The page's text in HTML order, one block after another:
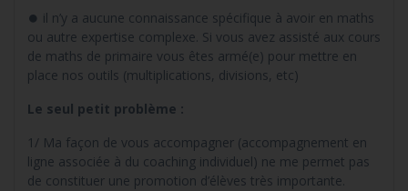
⏺ il n’y a aucune connaissance spécifique à avoir en maths
ou autre expertise complexe. Si vous avez assisté aux cours
de maths de primaire vous êtes armé(e) pour mettre en
place nos outils (multiplications, divisions, etc)
Le seul petit problème :
1/ Ma façon de vous accompagner (accompagnement en
ligne associée à du coaching individuel) ne me permet pas
de constituer une promotion d’élèves très importante.